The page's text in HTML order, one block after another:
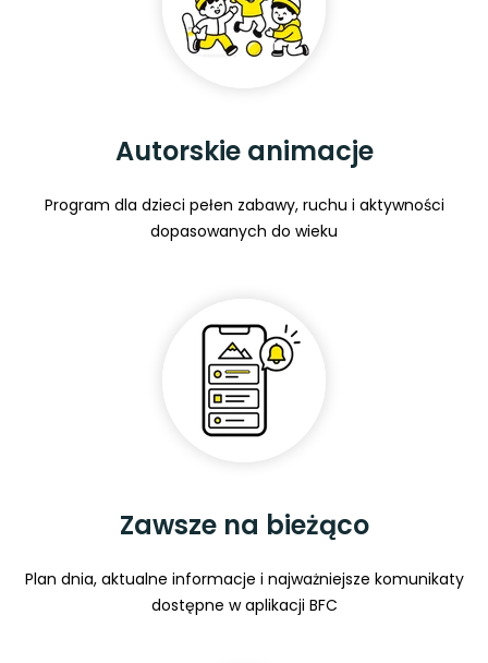
Autorskie animacje
Program dla dzieci pełen zabawy, ruchu i aktywności
dopasowanych do wieku
Zawsze na bieżąco
Plan dnia, aktualne informacje i najważniejsze komunikaty
dostępne w aplikacji BFC